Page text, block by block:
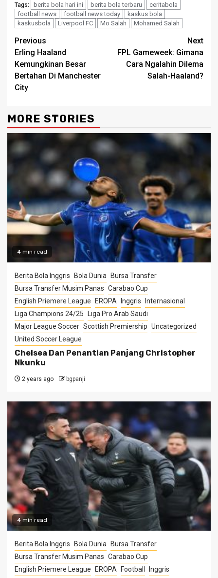
Tags: berita bola hari ini berita bola terbaru
ceritabola
football news
football news today
kaskus bola
kaskusbola
Liverpool FC Mo Salah Mohamed Salah
Continue
Reading
Previous
Erling Haaland
Kemungkinan Besar
Bertahan Di Manchester
City
Next
FPL Gameweek: Gimana
Cara Ngalahin Dilema
Salah-Haaland?
MORE STORIES
4 min read
Berita Bola Inggris Bola Dunia
Bursa Transfer
Bursa Transfer Musim Panas Carabao Cup
English Priemere League
EROPA Inggris
Internasional
Liga Champions 24/25
Liga Pro Arab Saudi
Major League Soccer Scottish Premiership Uncategorized
United Soccer League
Chelsea Dan Penantian Panjang Christopher
Nkunku
2 years ago bgpanji
4 min read
Berita Bola Inggris Bola Dunia
Bursa Transfer
Bursa Transfer Musim Panas Carabao Cup
English Priemere League
EROPA Football
Inggris